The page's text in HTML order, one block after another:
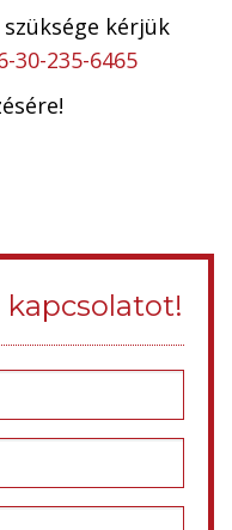
kérjük
30-235-6465
kapcsolatot!